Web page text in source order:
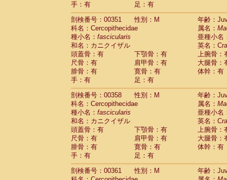
手：有
足：有
剖検番号：00351
性別：M
年齢：
科名：Cercopithecidae
属名：
種小名： fascicularis
亜種小名
和名：カニクイザル
英名：
頭蓋骨：有
下顎骨：有
上腕骨：
尺骨：有
肩甲骨：有
大腿骨：
腓骨：有
寛骨：有
体幹：有
手：有
足：有
剖検番号：00358
性別：M
年齢：
科名：Cercopithecidae
属名：
種小名： fascicularis
亜種小名
和名：カニクイザル
英名：
頭蓋骨：有
下顎骨：有
上腕骨：
尺骨：有
肩甲骨：有
大腿骨：
腓骨：有
寛骨：有
体幹：有
手：有
足：有
剖検番号：00361
性別：M
年齢：